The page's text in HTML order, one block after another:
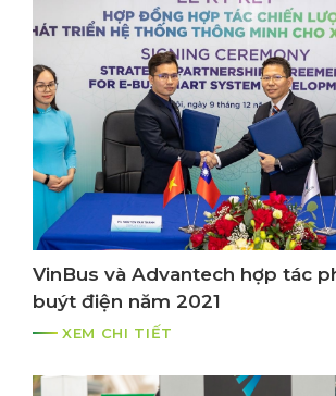
VinBus và Advantech hợp tác
buýt điện năm 2021
XEM CHI TIẾT